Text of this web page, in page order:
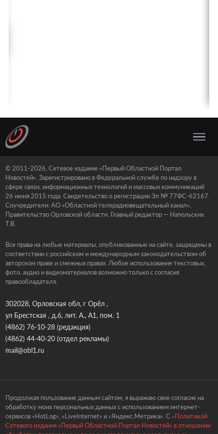
© 2011-2026, Сетевое издание «Первый Областной Портал
Новостей». Зарегистрировано в Федеральной службе по надзору в
сфере связи, информационных технологий и массовых коммуникаций
26 июня 2015 года. Свидетельство о регистрации Эл № 77ФС-62167.
Соучредители: АО «Областной телерадиовещательный канал»,
Правительство Орловской области. Главный редактор — Напольских
Т.В.
Все права на любые материалы, опубликованные на сайте, защищены в
соответствии с российским и международным законодательством об
авторском праве и смежных правах. Любое использование текстовых,
фото, аудио и видеоматериалов возможно только с согласия
правообладателя.
302028, Орловская обл, г Орёл ,
ул Брестская , д.6, лит. А., А1, пом. 1
(4862) 76-10-28(редакция)
(4862) 44-40-20(отдел рекламы)
mail@obl1.ru
Продолжая пользование данным сайтом, я выражаю свое согласие на
обработку моих персональных данных с использованием интернет-
сервисов «HotLog», «LiveInternet» и «Яндекс.Метрика». С «Политикой
Сетевого издания «Первый Областной Портал Новостей» в отношении